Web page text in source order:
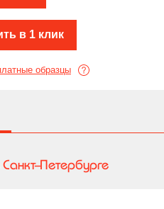
в 1 клик
образцы
Петербурге